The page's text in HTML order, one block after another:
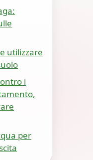
utilizzare
i
per